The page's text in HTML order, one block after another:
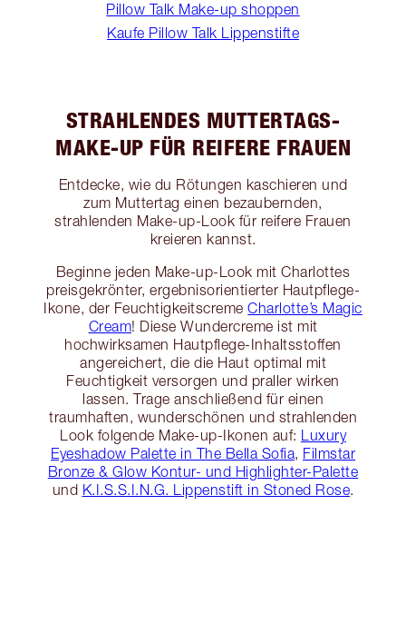
Pillow Talk Make-up shoppen
Kaufe Pillow Talk Lippenstifte
STRAHLENDES MUTTERTAGS-
MAKE-UP FÜR REIFERE FRAUEN
Entdecke, wie du Rötungen kaschieren und
zum Muttertag einen bezaubernden,
strahlenden Make-up-Look für reifere Frauen
kreieren kannst.
Beginne jeden Make-up-Look mit Charlottes
preisgekrönter, ergebnisorientierter Hautpflege-
Ikone, der FeuchtigkeitscremeCharlotte’s Magic
Cream! Diese Wundercreme ist mit
hochwirksamen Hautpflege-Inhaltsstoffen
angereichert, die die Haut optimal mit
Feuchtigkeit versorgen und praller wirken
lassen. Trage anschließend für einen
traumhaften, wunderschönen und strahlenden
Look folgende Make-up-Ikonen auf: Luxury
Eyeshadow Palette in The Bella Sofia, Filmstar
Bronze & Glow Kontur- und Highlighter-Palette
und K.I.S.S.I.N.G. Lippenstift in Stoned Rose.